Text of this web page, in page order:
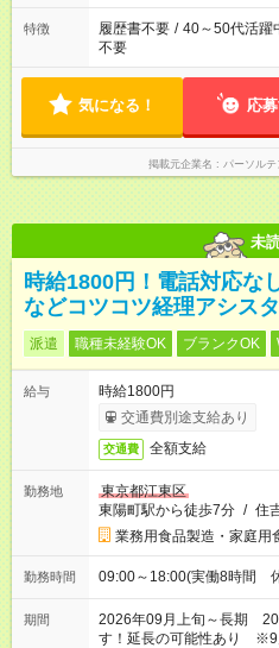
特徴 履歴書不要 / 40～50代活躍
不要
気になる！ 応
掲載元企業名 パーソルテ
未
時給1800円！電話対応な
などコツコツ経理アシス
派遣 職種未経験OK ブランクOK
給与
時給1800円
交通費別途支給あり
交通費 全額支給
勤務地
東京都江東区
東陽町駅から徒歩7分 / 住
業務用食品製造・家庭用
勤務時間 09:00～18:00(実働8時間
期間
2026年09月上旬～長期
す！延長の可能性あり ※9